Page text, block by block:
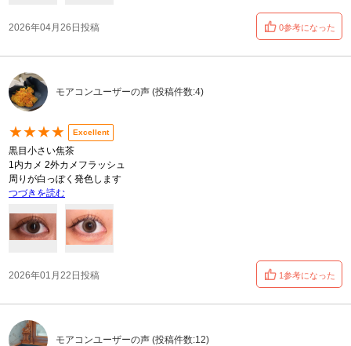
2026年04月26日投稿 0参考になった
モアコンユーザーの声 (投稿件数:4)
★★★★ Excellent
黒目小さい焦茶
1内カメ 2外カメフラッシュ
周りが白っぽく発色します
つづきを読む
2026年01月22日投稿 1参考になった
モアコンユーザーの声 (投稿件数:12)